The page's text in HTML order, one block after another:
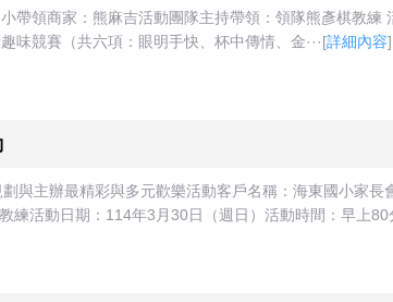
帶領商家：熊麻吉活動團隊主持帶領：領隊熊彥棋教
競賽（共六項：眼明手快、杯中傳情、金···[詳細內容]
與主辦最精彩與多元歡樂活動客戶名稱：海東國小家
練活動日期：114年3月30日（週日）活動時間：早上80